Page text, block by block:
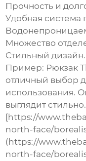
Прочность и
Удобная система
Множество
Стильный дизайн.
Пример: Рюкзак
отличный выбор
использования.
выглядит стильно.
[https://
north-face/
(https://
north-face/